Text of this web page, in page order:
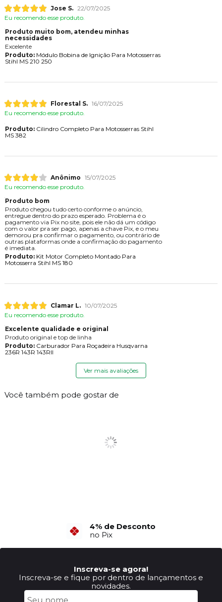
Jose S. 22/07/2025
Eu recomendo esse produto.
Produto muito bom, atendeu minhas
necessidades
Excelente
Produto:Módulo Bobina de Ignição Para Motosserras
Stihl MS 210 250
Florestal S. 16/07/2025
Eu recomendo esse produto.
Produto:Cilindro Completo Para Motosserras Stihl
MS 382
Anônimo 15/07/2025
Eu recomendo esse produto.
Produto bom
Produto chegou tudo certo conforme o anúncio,
entregue dentro do prazo esperado. Problema é o
pagamento via Pix no site, pois ele não dá um código
com o valor pra ser pago, apenas a chave Pix, e o meu
demorou pra confirmar o pagamento, ou contrário de
outras plataformas onde a confirmação do pagamento
é imediata.
Produto:Kit Motor Completo Montado Para
Motosserra Stihl MS 180
Clamar L. 10/07/2025
Eu recomendo esse produto.
Excelente qualidade e original
Produto original e top de linha
Produto:Carburador Para Roçadeira Husqvarna
236R 143R 143RII
Ver mais avaliações
Você também pode gostar de
4% de Desconto
no Pix
6X Sem Juros
no Cartão de Crédito
Inscreva-se agora!
Inscreva-se e fique por dentro de lançamentos e
novidades.